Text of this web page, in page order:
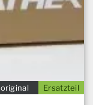
Ersatzteil
original